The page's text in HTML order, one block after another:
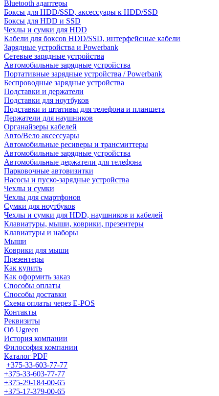
Bluetooth адаптеры
Боксы для HDD/SSD, аксессуары к HDD/SSD
Боксы для HDD и SSD
Чехлы и сумки для HDD
Кабели для боксов HDD/SSD, интерфейсные кабели
Зарядные устройства и Powerbank
Сетевые зарядные устройства
Автомобильные зарядные устройства
Портативные зарядные устройства / Powerbank
Беспроводные зарядные устройства
Подставки и держатели
Подставки для ноутбуков
Подставки и штативы для телефона и планшета
Держатели для наушников
Органайзеры кабелей
Авто/Вело аксессуары
Автомобильные ресиверы и трансмиттеры
Автомобильные зарядные устройства
Автомобильные держатели для телефона
Парковочные автовизитки
Насосы и пуско-зарядные устройства
Чехлы и сумки
Чехлы для смартфонов
Сумки для ноутбуков
Чехлы и сумки для HDD, наушников и кабелей
Клавиатуры, мыши, коврики, презентеры
Клавиатуры и наборы
Мыши
Коврики для мыши
Презентеры
Как купить
Как оформить заказ
Способы оплаты
Способы доставки
Схема оплаты через E-POS
Контакты
Реквизиты
Об Ugreen
История компании
Философия компании
Каталог PDF
+375-33-603-77-77
+375-33-603-77-77
+375-29-184-00-65
+375-17-379-00-65